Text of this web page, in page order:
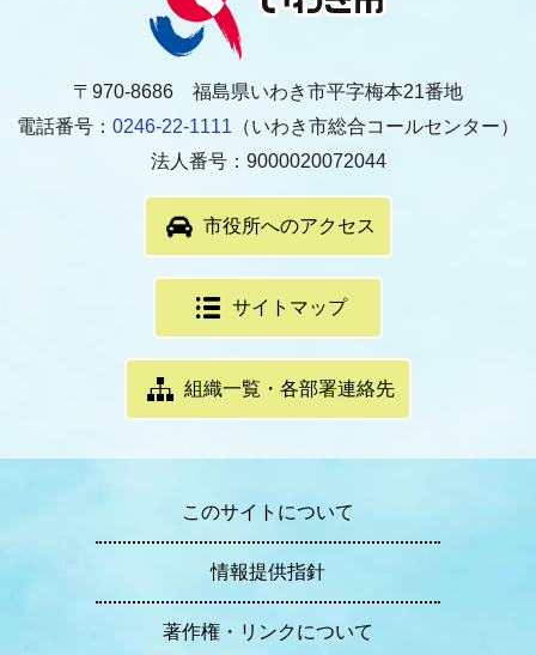
〒970-8686 福島県いわき市平字梅本21番地
電話番号： 0246-22-1111 （いわき市総合コールセンター）
法人番号：9000020072044
市役所へのアクセス
サイトマップ
組織一覧・各部署連絡先
このサイトについて
情報提供指針
著作権・リンクについて